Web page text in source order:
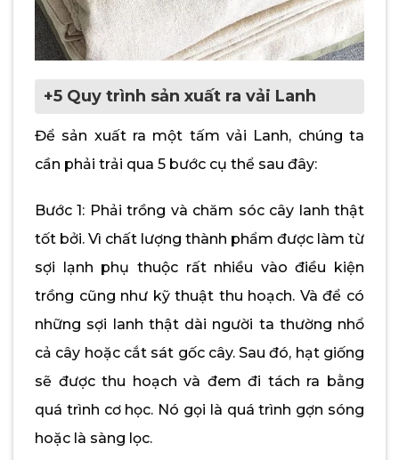
+5 Quy trình sản xuất ra vải Lanh
Để sản xuất ra một tấm vải Lanh, chúng ta
cần phải trải qua 5 bước cụ thể sau đây:
Bước 1: Phải trồng và chăm sóc cây lanh thật
tốt bởi. Vì chất lượng thành phẩm được làm từ
sợi lạnh phụ thuộc rất nhiều vào điều kiện
trồng cũng như kỹ thuật thu hoạch. Và để có
những sợi lanh thật dài người ta thường nhổ
cả cây hoặc cắt sát gốc cây. Sau đó, hạt giống
sẽ được thu hoạch và đem đi tách ra bằng
quá trình cơ học. Nó gọi là quá trình gợn sóng
hoặc là sàng lọc.